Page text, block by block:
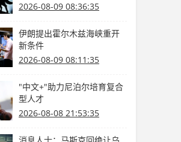
2026-08-09 08:36:35
伊朗提出霍尔木兹海峡重开
新条件
2026-08-09 08:11:35
"中文+"助力尼泊尔培育复合
型人才
2026-08-08 21:53:35